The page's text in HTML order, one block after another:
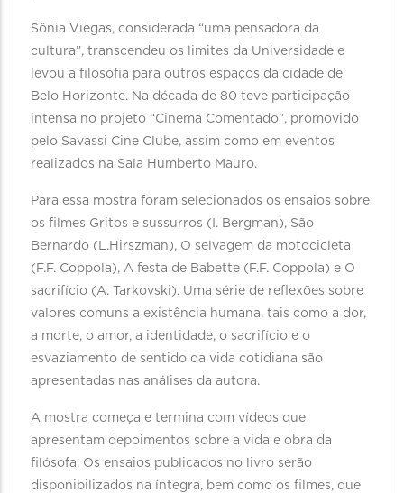
Sônia Viegas, considerada “uma pensadora da
cultura”, transcendeu os limites da Universidade e
levou a filosofia para outros espaços da cidade de
Belo Horizonte. Na década de 80 teve participação
intensa no projeto “Cinema Comentado”, promovido
pelo Savassi Cine Clube, assim como em eventos
realizados na Sala Humberto Mauro.
Para essa mostra foram selecionados os ensaios sobre
os filmes Gritos e sussurros (I. Bergman), São
Bernardo (L.Hirszman), O selvagem da motocicleta
(F.F. Coppola), A festa de Babette (F.F. Coppola) e O
sacrifício (A. Tarkovski). Uma série de reflexões sobre
valores comuns a existência humana, tais como a dor,
a morte, o amor, a identidade, o sacrifício e o
esvaziamento de sentido da vida cotidiana são
apresentadas nas análises da autora.
A mostra começa e termina com vídeos que
apresentam depoimentos sobre a vida e obra da
filósofa. Os ensaios publicados no livro serão
disponibilizados na íntegra, bem como os filmes, que